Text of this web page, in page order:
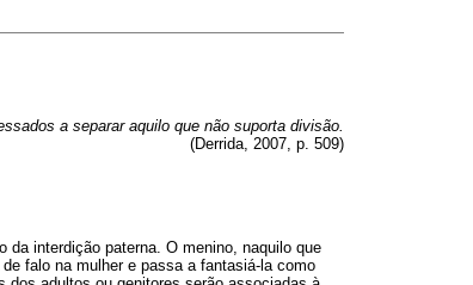
a separar aquilo que não suporta divisão.
(Derrida, 2007, p. 509)
da interdição paterna. O menino, naquilo que
falo na mulher e passa a fantasiá-la como